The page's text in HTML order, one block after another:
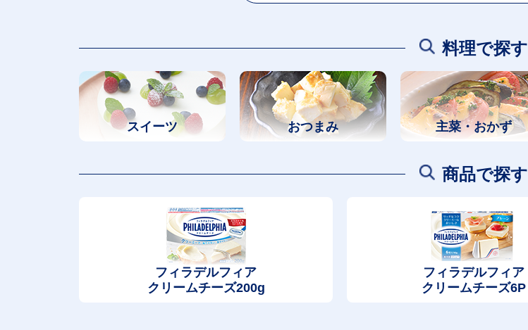
料理で探す
スイーツ おつまみ 主菜・おかず
商品で探す
フィラデルフィア
クリームチーズ200g
フィラデルフィア
クリームチーズ6P